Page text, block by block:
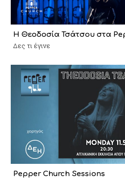
Η Θεοδοσία Τσάτσου στα
Δες τι έγινε
Pepper Church Sessions